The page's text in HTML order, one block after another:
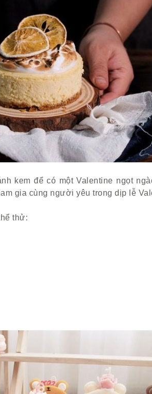
kem để có một Valentine ngọt
gia cùng người yêu trong dịp lễ
thử: